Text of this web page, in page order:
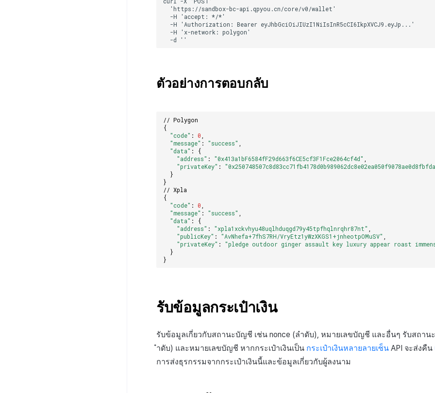
ตัวอย่างการตอบกลับ
// Polygon
{
"code" : 0
"message" : "success"
"data" :
{
"address" : "0x413a1bF6584fF29d663f6CE5cf3F1Fce2064cf4d"
"privateKey" :
}
}
// Xpla
{
"code" : 0
"message" : "success"
"data" :
{
"address" : "xpla1xckvhyu48uqlhduqgd79y45tpfhqlnrqhr87nt"
"publicKey" : "AvNhefa+7fhS7RH/VryEtz1yWzXKGS1+jnheotpOMuSV"
"privateKey" :
"pledge outdoor ginger assault key luxury appear roast
}
}
รับข้อมูลกระเป๋าเงิน
รับข้อมูลเกี่ยวกับสถานะบัญชี เช่น nonce (ลำดับ), หมายเลขบัญชี และอื่นๆ รับสถาน
ำดับ) และหมายเลขบัญชี หากกระเป๋าเงินเป็น กระเป๋าเงินหลายลายเซ็น API จะส่งคืน
การส่งธุรกรรมจากกระเป๋าเงินนี้และข้อมูลเกี่ยวกับผู้ลงนาม